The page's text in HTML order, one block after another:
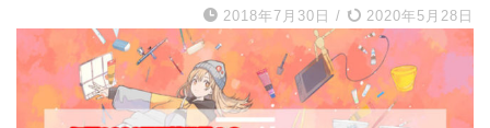
2018年7月30日 / 2020年5月28日